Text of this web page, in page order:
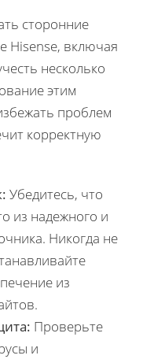
сторонние
Hisense, включая
несколько
этим
проблем
корректную
Убедитесь, что
из надежного и
Никогда не
из
Проверьте
и